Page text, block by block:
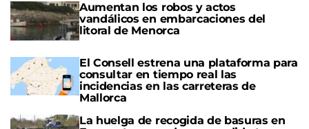
Aumentan los robos y actos
vandálicos en embarcaciones del
litoral de Menorca
El Consell estrena una plataforma para
consultar en tiempo real las
incidencias en las carreteras de
Mallorca
La huelga de recogida de basuras en